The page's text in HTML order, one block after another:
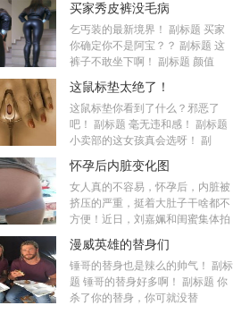
买家秀皮裤没毛病
乞丐装的最新境界！ 副标题 买家
你确定你不是阿宝？？ 副标题 这
裤子不敢坐下啊！ 副标题 颜值
这鼠标垫太绝了！
这鼠标垫你看到了什么？邪恶了
吧！ 副标题 毫无违和感！ 副标题
小卖部的这女孩真会选呀！ 副
怀孕后内脏变化图
女人真的不容易，怀孕后，内脏被
挤压的严重，挺着大肚子干啥都不
方便！近日，刘嘉姵和闺蜜集体拍
漫威英雄的替身们
锤哥的替身也是辣么的帅气！ 副标
题 锤哥的替身好多啊！ 副标题 你
杀了你的替身，你可就没替